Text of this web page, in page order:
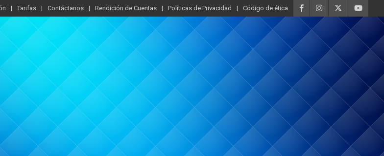
Tarifas Contáctanos Rendición de Cuentas Políticas de Privacidad Código de ética